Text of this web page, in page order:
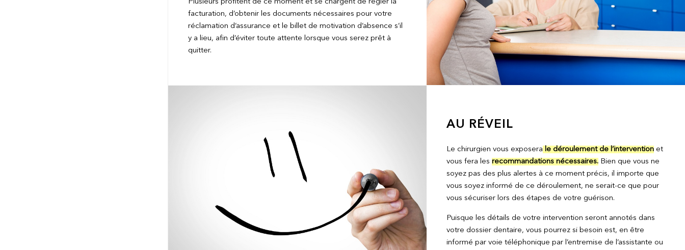
Plusieurs profitent de ce moment et se chargent de régler la
facturation, d’obtenir les documents nécessaires pour votre
réclamation d’assurance et le billet de motivation d’absence s’il
y a lieu, afin d’éviter toute attente lorsque vous serez prêt à
quitter.
AU RÉVEIL
Le chirurgien vous exposera le déroulement de l’interventionet
vous fera les recommandations nécessaires.Bien que vous ne
soyez pas des plus alertes à ce moment précis, il importe que
vous soyez informé de ce déroulement, ne serait-ce que pour
vous sécuriser lors des étapes de votre guérison.
Puisque les détails de votre intervention seront annotés dans
votre dossier dentaire, vous pourrez si besoin est, en être
informé par voie téléphonique par l’entremise de l’assistante ou